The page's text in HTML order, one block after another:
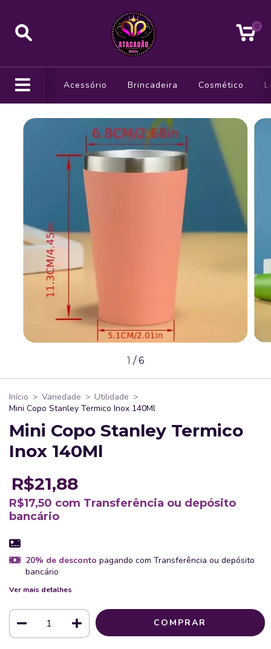
0
Acessório Brincadeira Cosmético
1 /6
Início > Variedade > Utilidade >
Mini Copo Stanley Termico Inox 140Ml
Mini Copo Stanley Termico
Inox 140Ml
R$21,88
R$17,50 com Transferência ou depósito
bancário
20% de desconto pagando com Transferência ou depósito
bancário
Ver mais detalhes